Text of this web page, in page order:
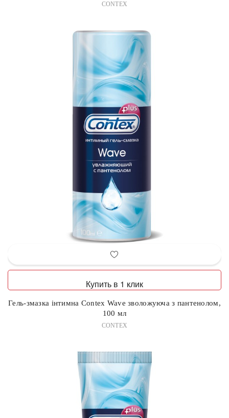
CONTEX
Купить в 1 клик
Гель-змазка інтимна Contex Wave зволожуюча з пантенолом,
100 мл
CONTEX